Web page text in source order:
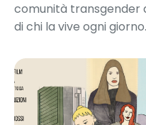
comunità transgender
di chi la vive ogni giorno.